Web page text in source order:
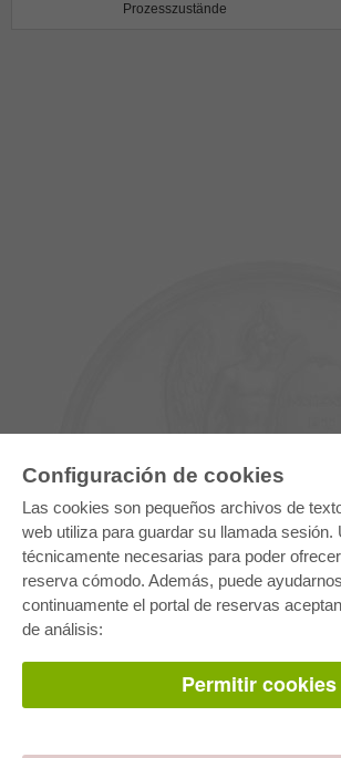
Configuración de cookies
Las cookies son pequeños archivos de
web utiliza para guardar su llamada sesión.
técnicamente necesarias para poder
reserva cómodo. Además, puede
continuamente el portal de reservas
de análisis:
Permitir cookies
Prozesszustände
E-COLLECTION
Paquete de especialidades
Pick & Choose
Facilitación de E-Books
Preguntas mas frequentes(FAQ)
TIENDA ONLINE
Las devoluciones